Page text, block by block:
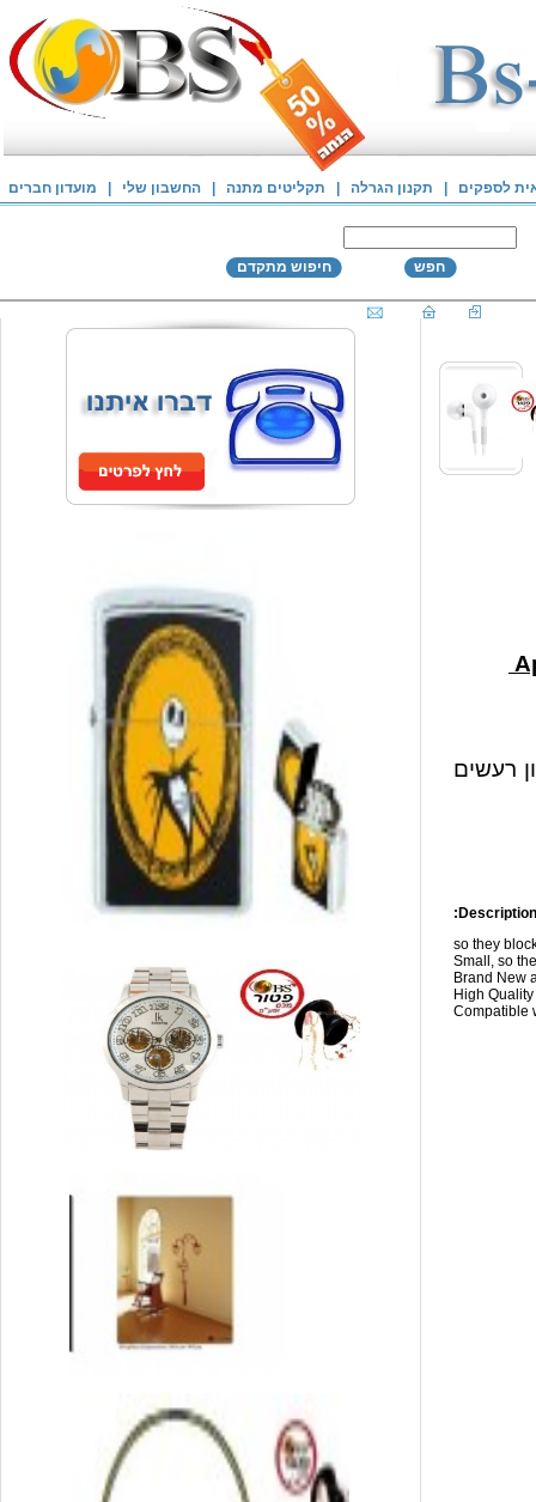
לספקים תקנון הגרלה תקליטים מתנה החשבון שלי מועדון חברים
חפש חיפוש מתקדם
רעשים
so they
Small, so
Brand New
High
Compatible